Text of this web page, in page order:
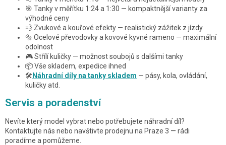
🎯 Tanky v měřítku 1:24 a 1:30 — kompaktnější varianty za
výhodné ceny
💨 Zvukové a kouřové efekty — realistický zážitek z jízdy
🔩 Ocelové převodovky a kovové kyvné rameno — maximální
odolnost
🎮 Střílí kuličky — možnost soubojů s dalšími tanky
📦 Vše skladem, expedice ihned
🛠️ Náhradní díly na tanky skladem — pásy, kola, ovládání,
kuličky atd.
Servis a poradenství
Nevíte který model vybrat nebo potřebujete náhradní díl?
Kontaktujte nás nebo navštivte prodejnu na Praze 3 — rádi
poradíme a pomůžeme.